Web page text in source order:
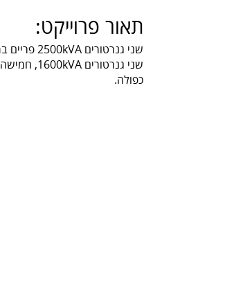
תאור פרוייקט:
שני גנרטורים 2500kVA פריים במכולה אקסוטית, גנרטור 2000kVA,
כפולה.